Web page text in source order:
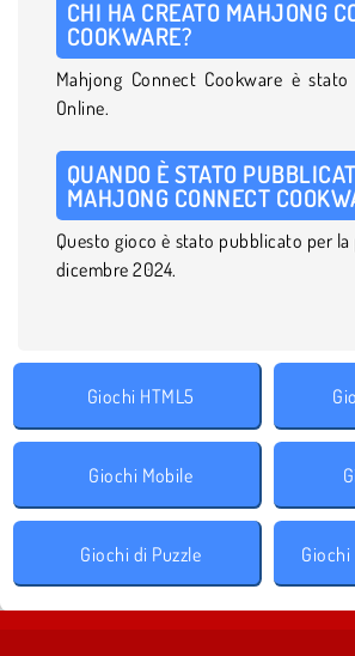
CHI HA CREATO MAHJONG
COOKWARE?
Mahjong Connect Cookware è
Online.
QUANDO È STATO
MAHJONG CONNECT
Questo gioco è stato pubblicato per
dicembre 2024.
Giochi HTML5
Giochi Mobile
Giochi di Puzzle